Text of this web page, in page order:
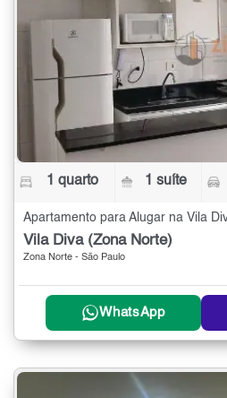
1 quarto 1 suíte
Vila Diva (Zona Norte)
Zona Norte - São Paulo
WhatsApp